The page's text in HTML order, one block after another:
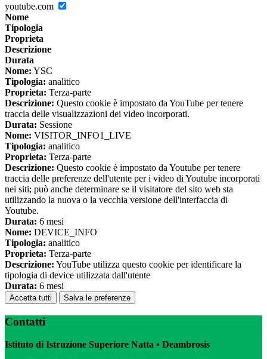
youtube.com
Nome
Tipologia
Proprieta
Descrizione
Durata
Nome: YSC
Tipologia: analitico
Proprieta: Terza-parte
Descrizione: Questo cookie è impostato da YouTube per tenere
traccia delle visualizzazioni dei video incorporati.
Durata: Sessione
Nome: VISITOR_INFO1_LIVE
Tipologia: analitico
Proprieta: Terza-parte
Descrizione: Questo cookie è impostato da Youtube per tenere
traccia delle preferenze dell'utente per i video di Youtube incorporati
nei siti; può anche determinare se il visitatore del sito web sta
utilizzando la nuova o la vecchia versione dell'interfaccia di
Youtube.
Durata: 6 mesi
Nome: DEVICE_INFO
Tipologia: analitico
Proprieta: Terza-parte
Descrizione: YouTube utilizza questo cookie per identificare la
tipologia di device utilizzata dall'utente
Durata: 6 mesi
Accetta tutti Salva le preferenze
Contatti
Istituto di Istruzione Superiore Natta • Deambrosis